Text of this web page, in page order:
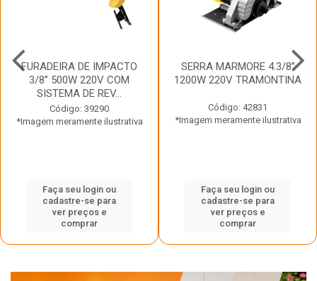
FURADEIRA DE IMPACTO
3/8” 500W 220V COM
SISTEMA DE REV...
Código: 39290
*Imagem meramente ilustrativa
Faça seu login ou
cadastre-se para
ver preços e
comprar
SERRA MARMORE 4.3/8”
1200W 220V TRAMONTINA
Código: 42831
*Imagem meramente ilustrativa
Faça seu login ou
cadastre-se para
ver preços e
comprar